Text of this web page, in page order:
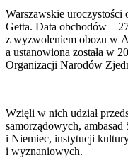
Warszawskie uroczystości
Getta. Data obchodów –
z wyzwoleniem obozu w
a ustanowiona została w
Organizacji Narodów
Wzięli w nich udział
samorządowych,
i Niemiec, instytucji
i wyznaniowych.